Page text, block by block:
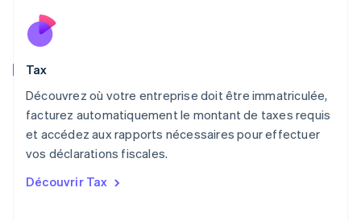
Tax
Découvrez où votre entreprise doit être immatriculée,
facturez automatiquement le montant de taxes requis
et accédez aux rapports nécessaires pour effectuer
vos déclarations fiscales.
Découvrir Tax
Mexique
Español
Nouvelle-Zélande
Pays-Bas
NederlandsEnglish
Pologne
Portugal